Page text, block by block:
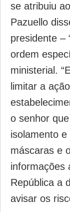
se atribuiu
Pazuello
presidente –
ordem
ministerial.
limitar a
o senhor
isolamento
máscaras e
informações
República a
avisar os